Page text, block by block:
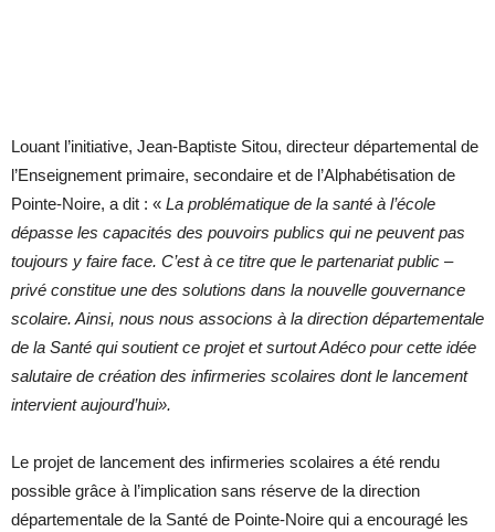
Louant l’initiative, Jean-Baptiste Sitou, directeur départemental de
l’Enseignement primaire, secondaire et de l’Alphabétisation de
Pointe-Noire, a dit : « La problématique de la santé à l’école
dépasse les capacités des pouvoirs publics qui ne peuvent pas
toujours y faire face. C’est à ce titre que le partenariat public –
privé constitue une des solutions dans la nouvelle gouvernance
scolaire. Ainsi, nous nous associons à la direction départementale
de la Santé qui soutient ce projet et surtout Adéco pour cette idée
salutaire de création des infirmeries scolaires dont le lancement
intervient aujourd’hui».
Le projet de lancement des infirmeries scolaires a été rendu
possible grâce à l’implication sans réserve de la direction
départementale de la Santé de Pointe-Noire qui a encouragé les